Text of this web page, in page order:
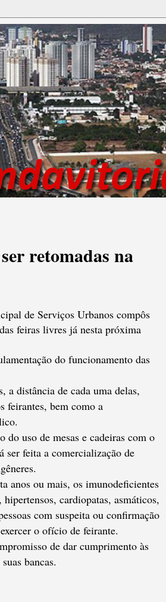
retomadas na
de Serviços Urbanos compôs
feiras livres já nesta próxima
do funcionamento das
a distância de cada uma delas,
feirantes, bem como a
uso de mesas e cadeiras com o
ser feita a comercialização de
anos ou mais, os imunodeficientes
cardiopatas, asmáticos,
com suspeita ou confirmação
o ofício de feirante.
de dar cumprimento às
bancas.